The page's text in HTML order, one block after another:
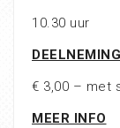
10.30 uur
€ 3,00 – met
MEER INFO